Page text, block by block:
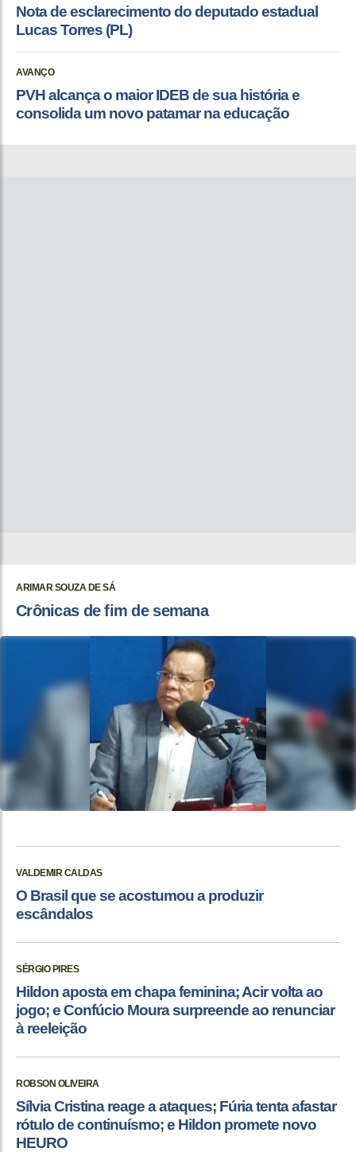
Nota de esclarecimento do deputado estadual
Lucas Torres (PL)
AVANÇO
PVH alcança o maior IDEB de sua história e
consolida um novo patamar na educação
ARIMAR SOUZA DE SÁ
Crônicas de fim de semana
VALDEMIR CALDAS
O Brasil que se acostumou a produzir
escândalos
SÉRGIO PIRES
Hildon aposta em chapa feminina; Acir volta ao
jogo; e Confúcio Moura surpreende ao renunciar
à reeleição
ROBSON OLIVEIRA
Sílvia Cristina reage a ataques; Fúria tenta afastar
rótulo de continuísmo; e Hildon promete novo
HEURO